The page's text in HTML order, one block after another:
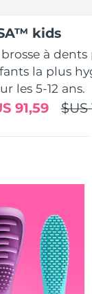
kids
brosse à
la plus
les 5-12 ans.
$US
91,59
10/08/2026
10/08/2026
09/08/2026
15/08/2026